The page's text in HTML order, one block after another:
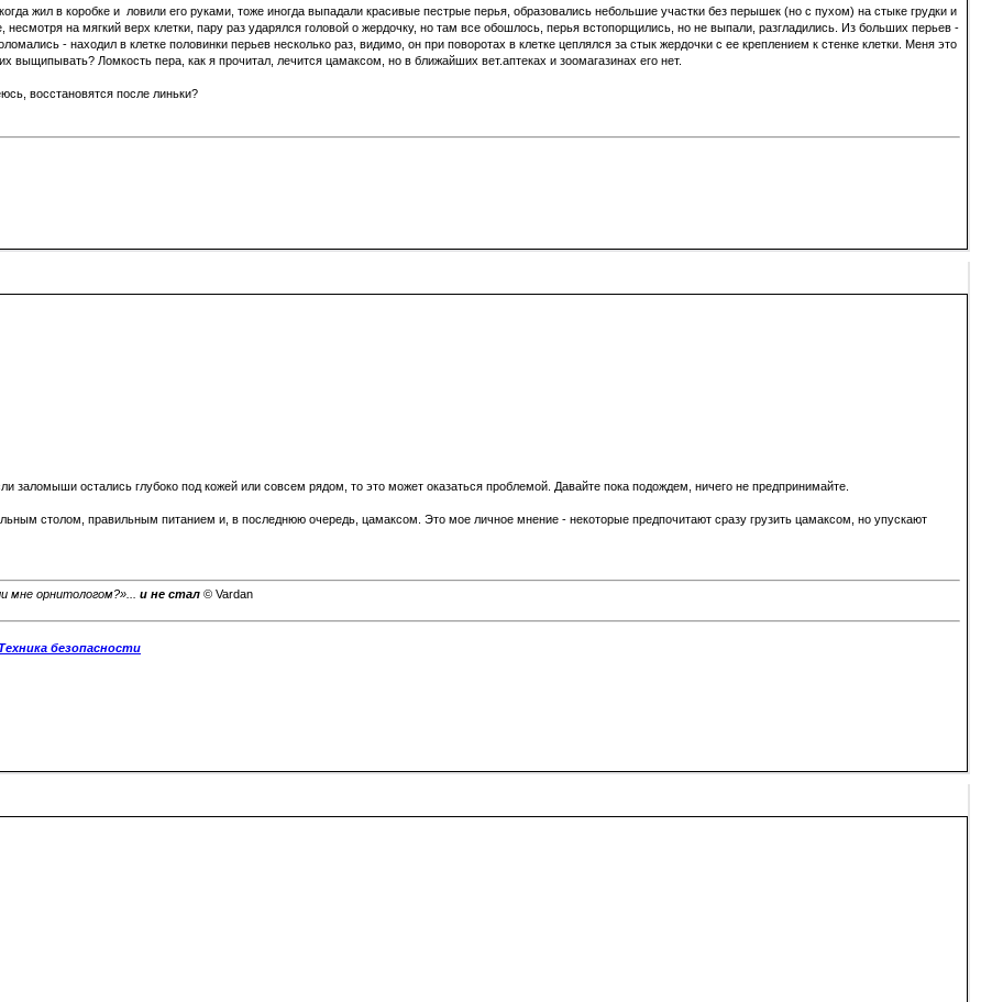
жил в коробке и ловили его руками, тоже иногда выпадали красивые пестрые перья, образовались небольшие участки без перышек (но с пухом) на стыке грудки и
на мягкий верх клетки, пару раз ударялся головой о жердочку, но там все обошлось, перья встопорщились, но не выпали, разгладились. Из больших перьев -
- находил в клетке половинки перьев несколько раз, видимо, он при поворотах в клетке цеплялся за стык жердочки с ее креплением к стенке клетки. Меня это
Ломкость пера, как я прочитал, лечится цамаксом, но в ближайших вет.аптеках и зоомагазинах его нет.
восстановятся после линьки?
остались глубоко под кожей или совсем рядом, то это может оказаться проблемой. Давайте пока подождем, ничего не предпринимайте.
столом, правильным питанием и, в последнюю очередь, цамаксом. Это мое личное мнение - некоторые предпочитают сразу грузить цамаксом, но упускают
мне орнитологом?»... и не стал © Vardan
Техника безопасности